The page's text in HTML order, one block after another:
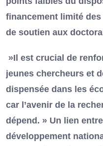
financement limité
de soutien aux
»Il est crucial de
jeunes chercheurs et
dispensée dans les
car l’avenir de la
dépend. » Un lien
développement